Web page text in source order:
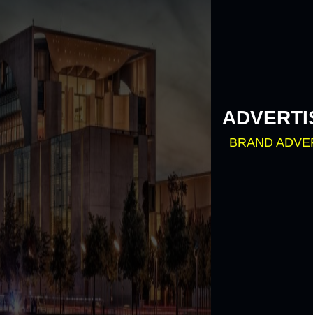
BRAND